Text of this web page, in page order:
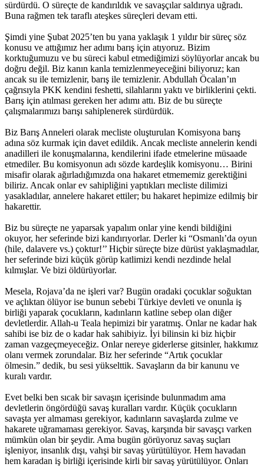
sürdürdü. O süreçte de kandırıldık ve savaşçılar saldırıya uğradı.
Buna rağmen tek taraflı ateşkes süreçleri devam etti.
Şimdi yine Şubat 2025’ten bu yana yaklaşık 1 yıldır bir süreç söz
konusu ve attığımız her adımı barış için atıyoruz. Bizim
korktuğumuzu ve bu süreci kabul etmediğimizi söylüyorlar ancak bu
doğru değil. Biz kanın kanla temizlenmeyeceğini biliyoruz; kan
ancak su ile temizlenir, barış ile temizlenir. Abdullah Öcalan’ın
çağrısıyla PKK kendini feshetti, silahlarını yaktı ve birliklerini çekti.
Barış için atılması gereken her adımı attı. Biz de bu süreçte
çalışmalarımızı barışı sahiplenerek sürdürdük.
Biz Barış Anneleri olarak mecliste oluşturulan Komisyona barış
adına söz kurmak için davet edildik. Ancak mecliste annelerin kendi
anadilleri ile konuşmalarına, kendilerini ifade etmelerine müsaade
etmediler. Bu komisyonun adı sözde kardeşlik komisyonu… Birini
misafir olarak ağırladığımızda ona hakaret etmememiz gerektiğini
biliriz. Ancak onlar ev sahipliğini yaptıkları mecliste dilimizi
yasakladılar, annelere hakaret ettiler; bu hakaret hepimize edilmiş bir
hakarettir.
Biz bu süreçte ne yaparsak yapalım onlar yine kendi bildiğini
okuyor, her seferinde bizi kandırıyorlar. Derler ki “Osmanlı’da oyun
(hile, dalavere vs.) çoktur!’’ Hiçbir süreçte bize dürüst yaklaşmadılar,
her seferinde bizi küçük görüp katlimizi kendi nezdinde helal
kılmışlar. Ve bizi öldürüyorlar.
Mesela, Rojava’da ne işleri var? Bugün oradaki çocuklar soğuktan
ve açlıktan ölüyor ise bunun sebebi Türkiye devleti ve onunla iş
birliği yaparak çocukların, kadınların katline sebep olan diğer
devletlerdir. Allah-u Teala hepimizi bir yaratmış. Onlar ne kadar hak
sahibi ise biz de o kadar hak sahibiyiz. İyi bilinsin ki biz hiçbir
zaman vazgeçmeyeceğiz. Onlar nereye giderlerse gitsinler, hakkımız
olanı vermek zorundalar. Biz her seferinde “Artık çocuklar
ölmesin.” dedik, bu sesi yükselttik. Savaşların da bir kanunu ve
kuralı vardır.
Evet belki ben sıcak bir savaşın içerisinde bulunmadım ama
devletlerin öngördüğü savaş kuralları vardır. Küçük çocukların
savaşta yer almaması gerekiyor, kadınların savaşlarda zulme ve
hakarete uğramaması gerekiyor. Savaş, karşında bir savaşçı varken
mümkün olan bir şeydir. Ama bugün görüyoruz savaş suçları
işleniyor, insanlık dışı, vahşi bir savaş yürütülüyor. Hem havadan
hem karadan iş birliği içerisinde kirli bir savaş yürütülüyor. Onları